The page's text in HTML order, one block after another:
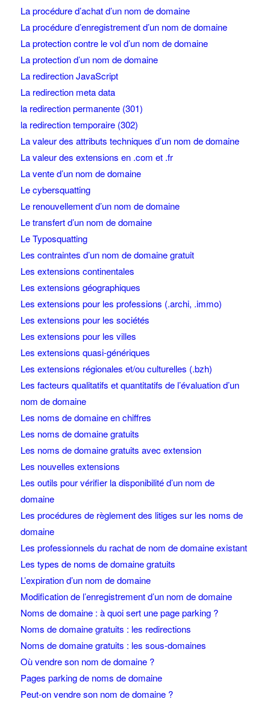
La procédure d’achat d’un nom de domaine
La procédure d’enregistrement d’un nom de domaine
La protection contre le vol d’un nom de domaine
La protection d’un nom de domaine
La redirection JavaScript
La redirection meta data
la redirection permanente (301)
la redirection temporaire (302)
La valeur des attributs techniques d’un nom de domaine
La valeur des extensions en .com et .fr
La vente d’un nom de domaine
Le cybersquatting
Le renouvellement d’un nom de domaine
Le transfert d’un nom de domaine
Le Typosquatting
Les contraintes d’un nom de domaine gratuit
Les extensions continentales
Les extensions géographiques
Les extensions pour les professions (.archi, .immo)
Les extensions pour les sociétés
Les extensions pour les villes
Les extensions quasi-génériques
Les extensions régionales et/ou culturelles (.bzh)
Les facteurs qualitatifs et quantitatifs de l’évaluation d’un
nom de domaine
Les noms de domaine en chiffres
Les noms de domaine gratuits
Les noms de domaine gratuits avec extension
Les nouvelles extensions
Les outils pour vérifier la disponibilité d’un nom de
domaine
Les procédures de règlement des litiges sur les noms de
domaine
Les professionnels du rachat de nom de domaine existant
Les types de noms de domaine gratuits
L’expiration d’un nom de domaine
Modification de l’enregistrement d’un nom de domaine
Noms de domaine : à quoi sert une page parking ?
Noms de domaine gratuits : les redirections
Noms de domaine gratuits : les sous-domaines
Où vendre son nom de domaine ?
Pages parking de noms de domaine
Peut-on vendre son nom de domaine ?